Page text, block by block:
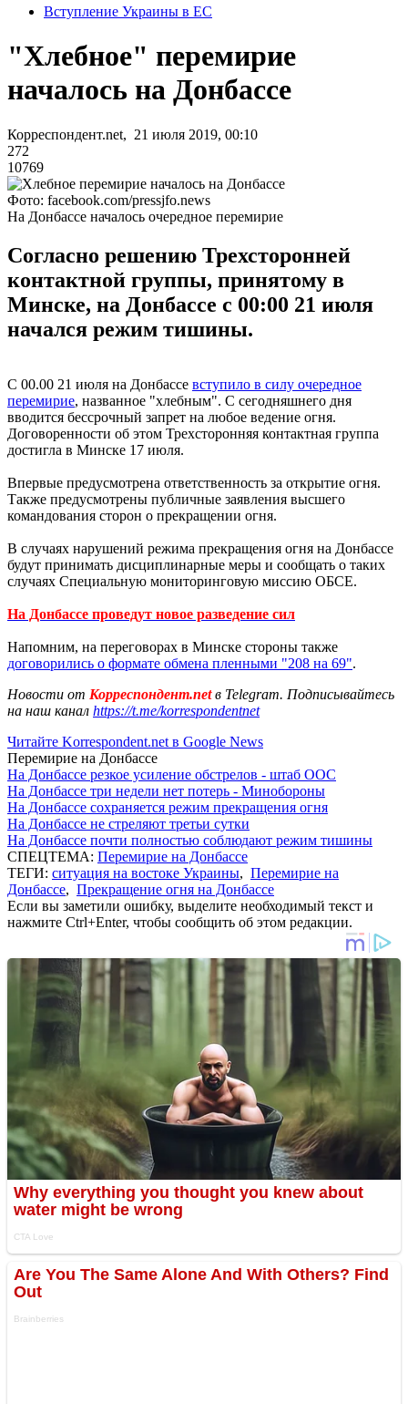
Вступление Украины в ЕС
"Хлебное" перемирие
началось на Донбассе
Корреспондент.net, 21 июля 2019, 00:10
272
10769
Фото: facebook.com/pressjfo.news
На Донбассе началось очередное перемирие
Согласно решению Трехсторонней
контактной группы, принятому в
Минске, на Донбассе с 00:00 21 июля
начался режим тишины.
С 00.00 21 июля на Донбассе вступило в силу очередное
перемирие, названное "хлебным". С сегодняшнего дня
вводится бессрочный запрет на любое ведение огня.
Договоренности об этом Трехсторонняя контактная группа
достигла в Минске 17 июля.
Впервые предусмотрена ответственность за открытие огня.
Также предусмотрены публичные заявления высшего
командования сторон о прекращении огня.
В случаях нарушений режима прекращения огня на Донбассе
будут принимать дисциплинарные меры и сообщать о таких
случаях Специальную мониторинговую миссию ОБСЕ.
На Донбассе проведут новое разведение сил
Напомним, на переговорах в Минске стороны также
договорились о формате обмена пленными "208 на 69".
Новости от Корреспондент.netв Telegram. Подписывайтесь
на наш канал https://t.me/korrespondentnet
Читайте Korrespondent.net в Google News
Перемирие на Донбассе
На Донбассе резкое усиление обстрелов - штаб ООС
На Донбассе три недели нет потерь - Минобороны
На Донбассе сохраняется режим прекращения огня
На Донбассе не стреляют третьи сутки
На Донбассе почти полностью соблюдают режим тишины
СПЕЦТЕМА: Перемирие на Донбассе
ТЕГИ: ситуация на востоке Украины, Перемирие на
Донбассе, Прекращение огня на Донбассе
Если вы заметили ошибку, выделите необходимый текст и
нажмите Ctrl+Enter, чтобы сообщить об этом редакции.